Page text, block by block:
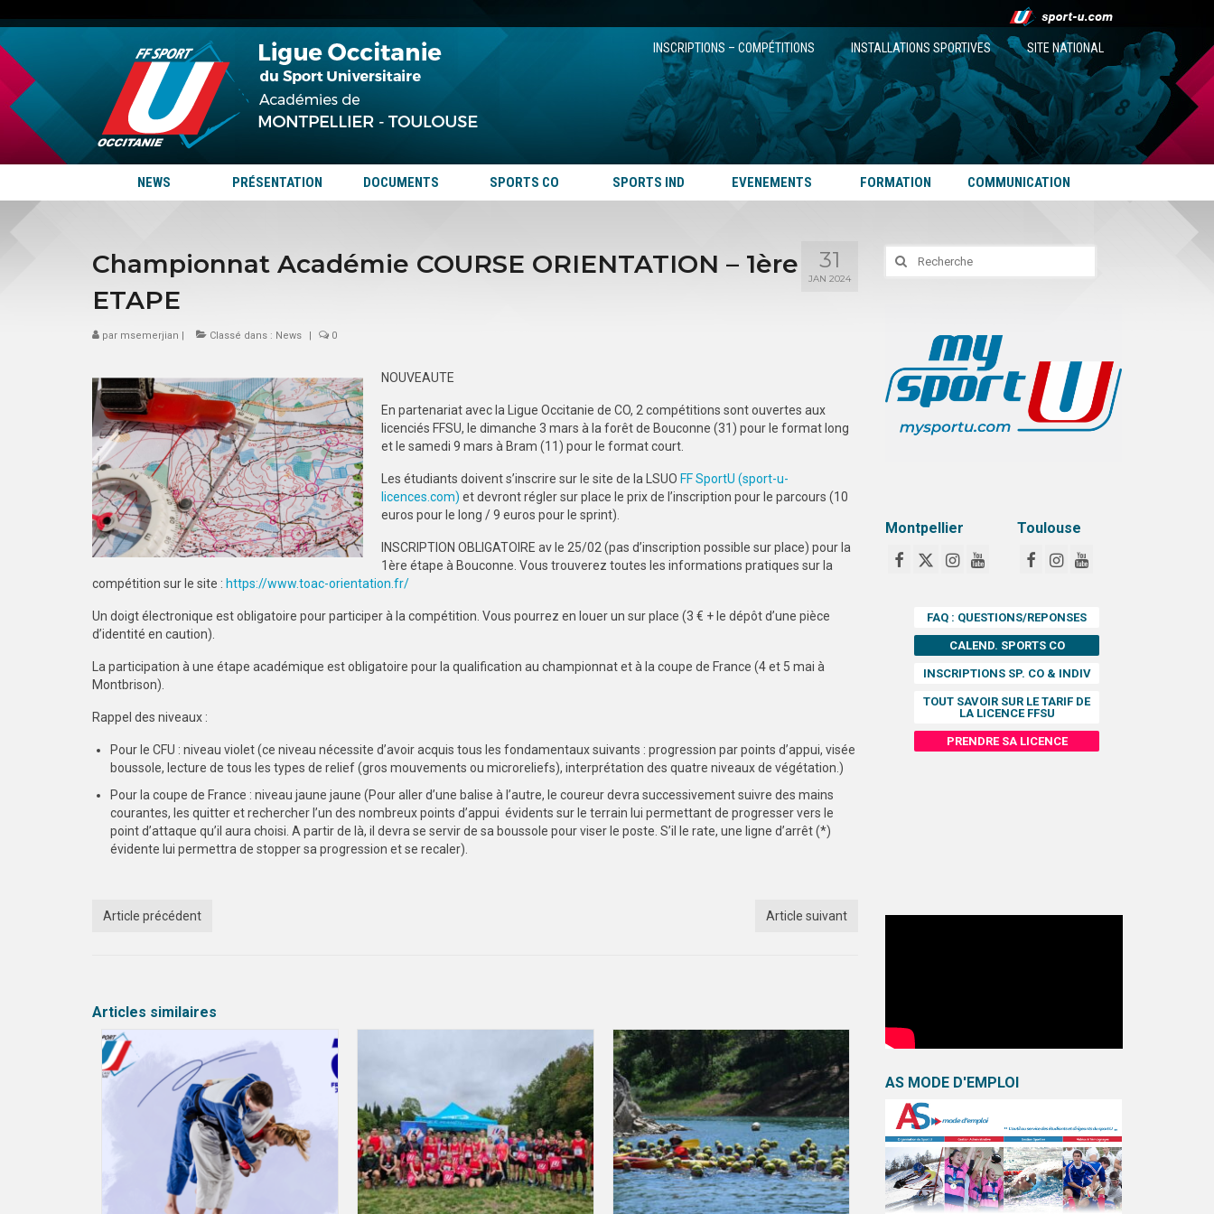
INSCRIPTIONS – COMPÉTITIONS INSTALLATIONS SPORTIVES SITE NATIONAL
NEWS PRÉSENTATION DOCUMENTS SPORTS CO SPORTS IND EVENEMENTS FORMATION COMMUNICATION
31
JAN 2024
Championnat Académie COURSE ORIENTATION – 1ère
ETAPE
par msemerjian | Classé dans : News | 0
NOUVEAUTE
En partenariat avec la Ligue Occitanie de CO, 2 compétitions sont ouvertes aux
licenciés FFSU, le dimanche 3 mars à la forêt de Bouconne (31) pour le format long
et le samedi 9 mars à Bram (11) pour le format court.
Les étudiants doivent s’inscrire sur le site de la LSUO FF SportU (sport-u-
licences.com) et devront régler sur place le prix de l’inscription pour le parcours (10
euros pour le long / 9 euros pour le sprint).
INSCRIPTION OBLIGATOIRE av le 25/02 (pas d’inscription possible sur place) pour la
1ère étape à Bouconne. Vous trouverez toutes les informations pratiques sur la
compétition sur le site : https://www.toac-orientation.fr/
Un doigt électronique est obligatoire pour participer à la compétition. Vous pourrez en louer un sur place (3 € + le dépôt d’une pièce
d’identité en caution).
La participation à une étape académique est obligatoire pour la qualification au championnat et à la coupe de France (4 et 5 mai à
Montbrison).
Rappel des niveaux :
Pour le CFU : niveau violet (ce niveau nécessite d’avoir acquis tous les fondamentaux suivants : progression par points d’appui, visée
boussole, lecture de tous les types de relief (gros mouvements ou microreliefs), interprétation des quatre niveaux de végétation.)
Pour la coupe de France : niveau jaune jaune (Pour aller d’une balise à l’autre, le coureur devra successivement suivre des mains
courantes, les quitter et rechercher l’un des nombreux points d’appui évidents sur le terrain lui permettant de progresser vers le
point d’attaque qu’il aura choisi. A partir de là, il devra se servir de sa boussole pour viser le poste. S’il le rate, une ligne d’arrêt (*)
évidente lui permettra de stopper sa progression et se recaler).
Article précédent Article suivant
Articles similaires
Rechercher
Montpellier Toulouse
FAQ : QUESTIONS/REPONSES
CALEND. SPORTS CO
INSCRIPTIONS SP. CO & INDIV
TOUT SAVOIR SUR LE TARIF DE
LA LICENCE FFSU
PRENDRE SA LICENCE
AS MODE D'EMPLOI